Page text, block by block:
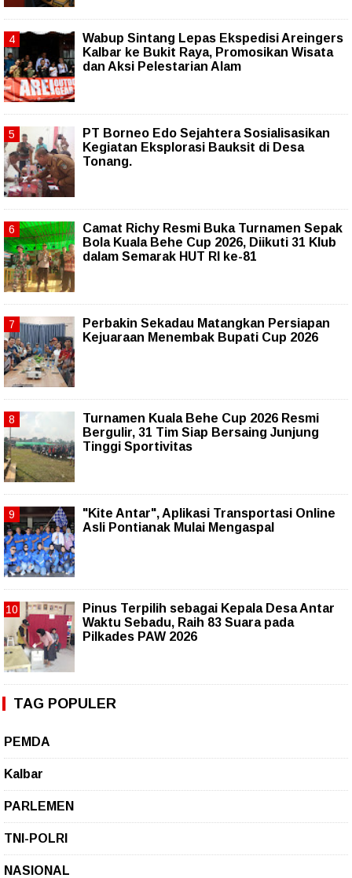
Wabup Sintang Lepas Ekspedisi Areingers
Kalbar ke Bukit Raya, Promosikan Wisata
dan Aksi Pelestarian Alam
PT Borneo Edo Sejahtera Sosialisasikan
Kegiatan Eksplorasi Bauksit di Desa
Tonang.
Camat Richy Resmi Buka Turnamen Sepak
Bola Kuala Behe Cup 2026, Diikuti 31 Klub
dalam Semarak HUT RI ke-81
Perbakin Sekadau Matangkan Persiapan
Kejuaraan Menembak Bupati Cup 2026
Turnamen Kuala Behe Cup 2026 Resmi
Bergulir, 31 Tim Siap Bersaing Junjung
Tinggi Sportivitas
"Kite Antar", Aplikasi Transportasi Online
Asli Pontianak Mulai Mengaspal
Pinus Terpilih sebagai Kepala Desa Antar
Waktu Sebadu, Raih 83 Suara pada
Pilkades PAW 2026
TAG POPULER
PEMDA
Kalbar
PARLEMEN
TNI-POLRI
NASIONAL